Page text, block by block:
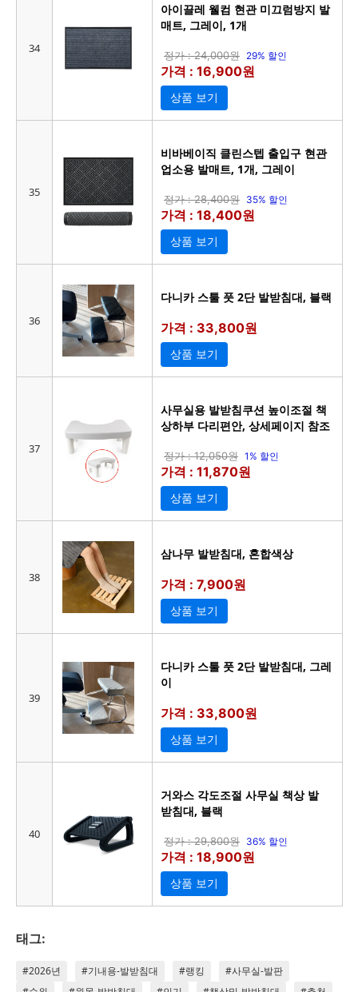
34
아이끌레 웰컴 현관 미끄럼방지 발
매트, 그레이, 1개
정가 : 24,000원 29% 할인
가격 : 16,900원
상품 보기
35
비바베이직 클린스텝 출입구 현관
업소용 발매트, 1개, 그레이
정가 : 28,400원 35% 할인
가격 : 18,400원
상품 보기
36
다니카 스툴 풋 2단 발받침대, 블랙
가격 : 33,800원
상품 보기
37
사무실용 발받침쿠션 높이조절 책
상하부 다리편안, 상세페이지 참조
정가 : 12,050원 1% 할인
가격 : 11,870원
상품 보기
38
삼나무 발받침대, 혼합색상
가격 : 7,900원
상품 보기
39
다니카 스툴 풋 2단 발받침대, 그레
이
가격 : 33,800원
상품 보기
40
거와스 각도조절 사무실 책상 발
받침대, 블랙
정가 : 29,800원 36% 할인
가격 : 18,900원
상품 보기
태그:
#2026년 #기내용-발받침대 #랭킹
#사무실-발판